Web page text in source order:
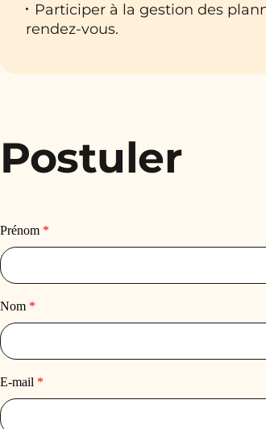
Participer à la gestion des
rendez-vous.
Postuler